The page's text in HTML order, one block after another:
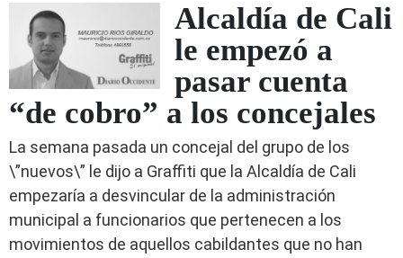
Alcaldía de Cali
le empezó a
pasar cuenta
“de cobro” a los concejales
La semana pasada un concejal del grupo de los
\”nuevos\” le dijo a Graffiti que la Alcaldía de Cali
empezaría a desvincular de la administración
municipal a funcionarios que pertenecen a los
movimientos de aquellos cabildantes que no han